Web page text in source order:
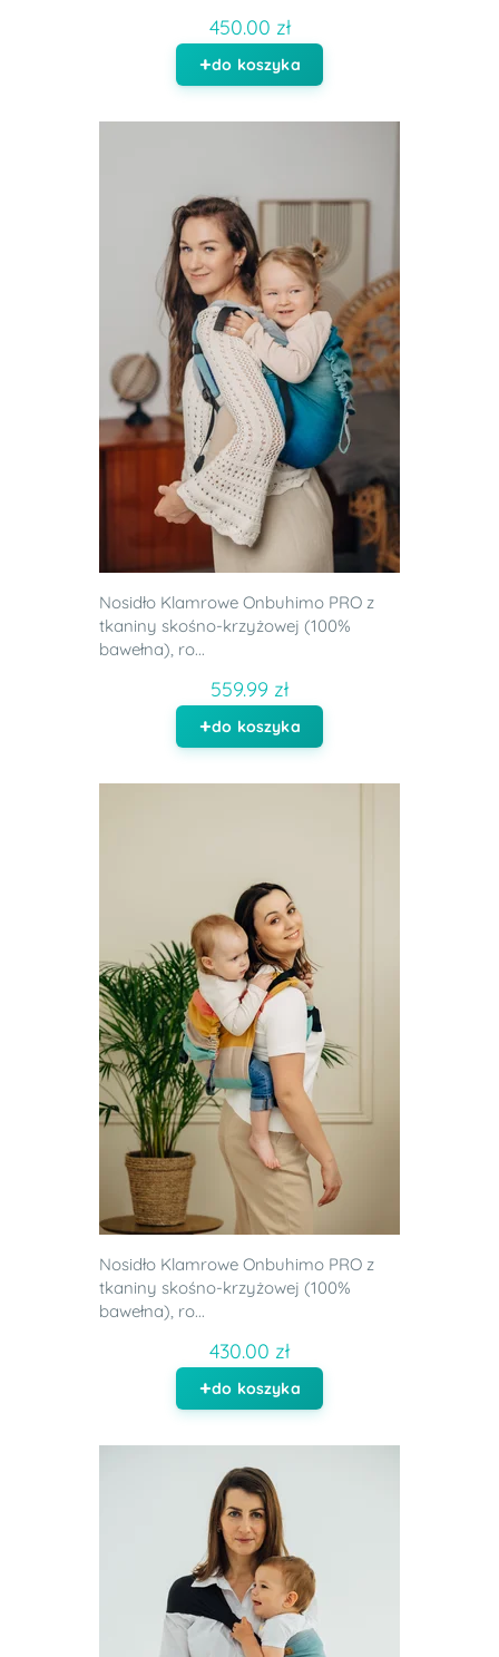
450.00 zł
do koszyka
Nosidło Klamrowe Onbuhimo PRO z
tkaniny skośno-krzyżowej (100%
bawełna), ro...
559.99 zł
do koszyka
Nosidło Klamrowe Onbuhimo PRO z
tkaniny skośno-krzyżowej (100%
bawełna), ro...
430.00 zł
do koszyka